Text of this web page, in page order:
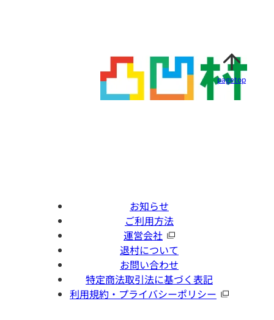
pagetop
お知らせ
ご利用方法
運営会社
退村について
お問い合わせ
特定商法取引法に基づく表記
利用規約・プライバシーポリシー